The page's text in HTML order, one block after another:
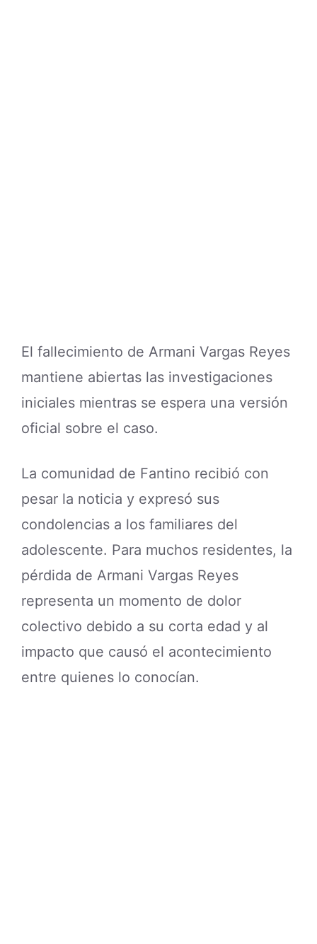
El fallecimiento de Armani Vargas Reyes
mantiene abiertas las investigaciones
iniciales mientras se espera una versión
oficial sobre el caso.
La comunidad de Fantino recibió con
pesar la noticia y expresó sus
condolencias a los familiares del
adolescente. Para muchos residentes, la
pérdida de Armani Vargas Reyes
representa un momento de dolor
colectivo debido a su corta edad y al
impacto que causó el acontecimiento
entre quienes lo conocían.